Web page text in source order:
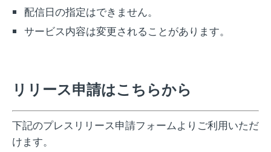
配信日の指定はできません。
サービス内容は変更されることがあります。
リリース申請はこちらから
下記のプレスリリース申請フォームよりご利用いただ
けます。